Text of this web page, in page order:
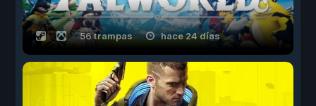
56 trampas hace 24 días